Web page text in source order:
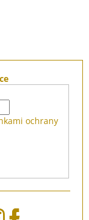
ochrany